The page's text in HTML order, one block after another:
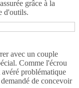
grâce à la
d'outils.
avec un couple
Comme l'écrou
avéré problématique
de concevoir